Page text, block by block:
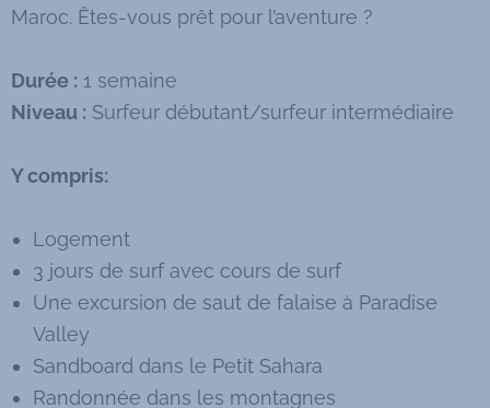
Maroc. Êtes-vous prêt pour l’aventure ?
Durée : 1 semaine
Niveau : Surfeur débutant/surfeur intermédiaire
Y compris:
Logement
3 jours de surf avec cours de surf
Une excursion de saut de falaise à Paradise
Valley
Sandboard dans le Petit Sahara
Randonnée dans les montagnes